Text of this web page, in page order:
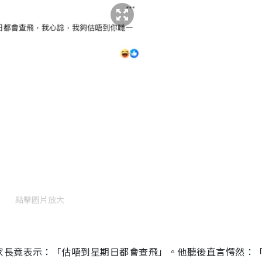
點擊圖片放大
竟表示：「估唔到星期日都會查飛」。他聽後直言愕然：